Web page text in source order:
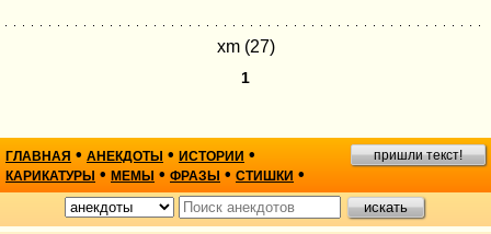
xm (27)
1
ГЛАВНАЯ • АНЕКДОТЫ • ИСТОРИИ •
КАРИКАТУРЫ • МЕМЫ • ФРАЗЫ • СТИШКИ •
пришли текст!